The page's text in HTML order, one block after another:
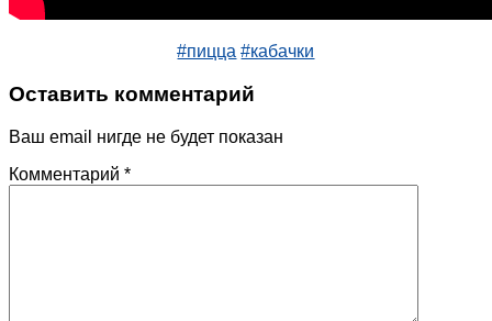
#пицца #кабачки
Оставить комментарий
Ваш email нигде не будет показан
Комментарий *